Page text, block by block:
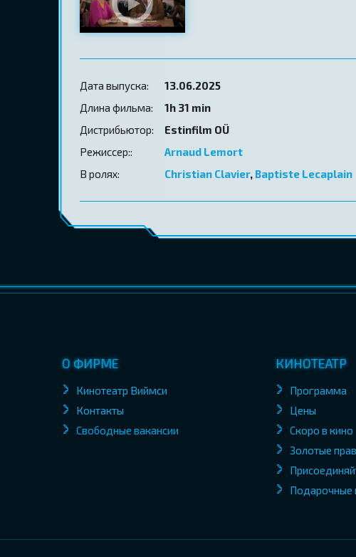
Дата выпуска:
13.06.2025
Длина фильма:
1h 31 min
Дистрибьютор:
Estinfilm OÜ
Режиссер::
Arnaud Lemort
В ролях:
Christian Clavier,Baptiste Lecaplain
О ФИРМЕ
Кинотеатр Виймси
Контакты
Свободные вакансии
КИНОТЕАТР
Программа
Цены
Скоро в кино
Золотые
Подарочные